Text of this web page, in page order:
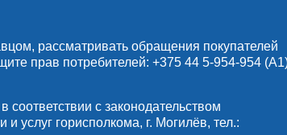
рассматривать обращения покупателей
прав потребителей: +375 44 5-954-954
с законодательством
услуг горисполкома, г. Могилёв, тел.: